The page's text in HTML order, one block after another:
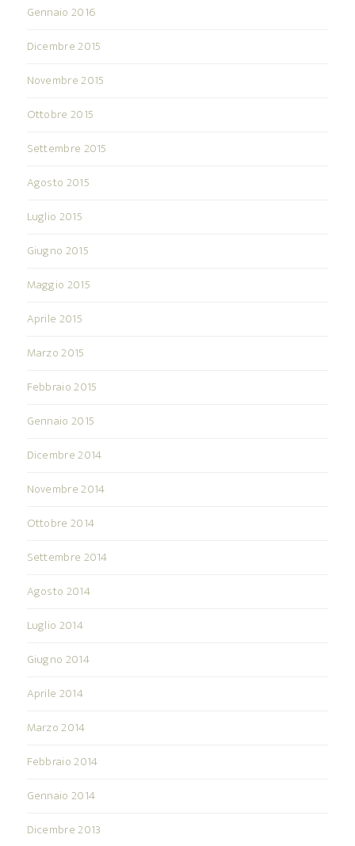
Gennaio 2016
Dicembre 2015
Novembre 2015
Ottobre 2015
Settembre 2015
Agosto 2015
Luglio 2015
Giugno 2015
Maggio 2015
Aprile 2015
Marzo 2015
Febbraio 2015
Gennaio 2015
Dicembre 2014
Novembre 2014
Ottobre 2014
Settembre 2014
Agosto 2014
Luglio 2014
Giugno 2014
Aprile 2014
Marzo 2014
Febbraio 2014
Gennaio 2014
Dicembre 2013